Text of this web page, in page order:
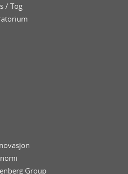
/ Tog
Group